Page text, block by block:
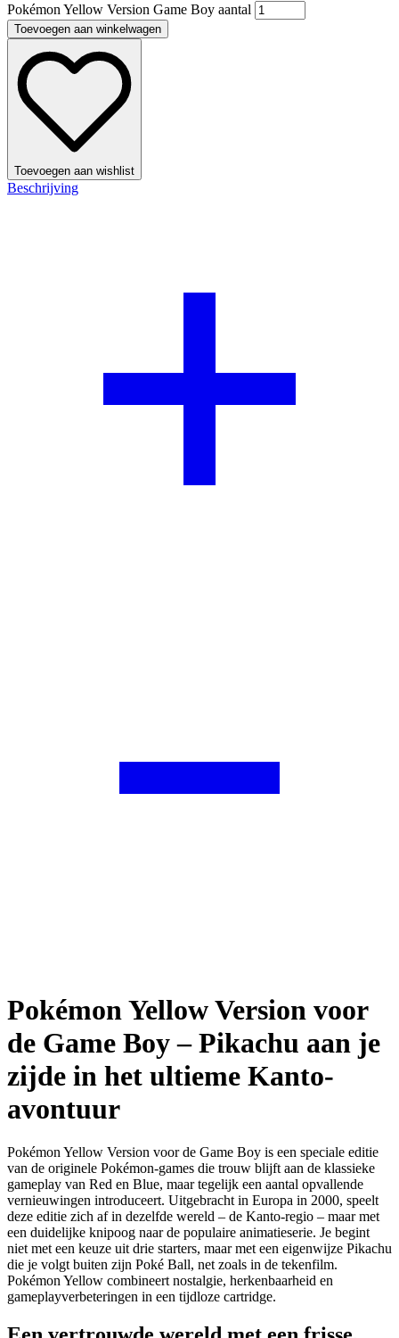
Pokémon Yellow Version Game Boy aantal
Toevoegen aan winkelwagen
Toevoegen aan wishlist
Beschrijving
Pokémon Yellow Version voor
de Game Boy – Pikachu aan je
zijde in het ultieme Kanto-
avontuur
Pokémon Yellow Version voor de Game Boy is een speciale editie
van de originele Pokémon-games die trouw blijft aan de klassieke
gameplay van Red en Blue, maar tegelijk een aantal opvallende
vernieuwingen introduceert. Uitgebracht in Europa in 2000, speelt
deze editie zich af in dezelfde wereld – de Kanto-regio – maar met
een duidelijke knipoog naar de populaire animatieserie. Je begint
niet met een keuze uit drie starters, maar met een eigenwijze Pikachu
die je volgt buiten zijn Poké Ball, net zoals in de tekenfilm.
Pokémon Yellow combineert nostalgie, herkenbaarheid en
gameplayverbeteringen in een tijdloze cartridge.